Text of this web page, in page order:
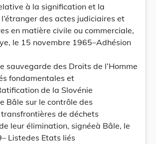
à la signification et la
des actes judiciaires et
en matière civile ou commerciale,
le 15 novembre 1965–Adhésion
sauvegarde des Droits de l’Homme
fondamentales et
de la Slovénie
Bâle sur le contrôle des
de déchets
leur élimination, signéeà Bâle, le
Listedes Etats liés